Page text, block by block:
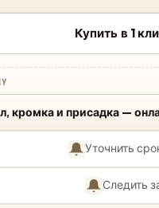
Купить в 1
кромка и присадка —
Уточнить
Следить